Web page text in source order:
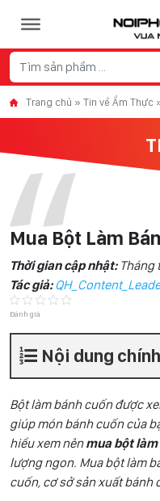
Trang chủ » Tin về Ẩm Thực
Mua Bột Làm
Thời gian cập nhật: Tháng
Tác giả:
Đánh giá
Nội dung chính
Bột làm bánh cuốn được
giúp món bánh cuốn của
hiểu xem nênmua bột
lượng ngon. Mua bột làm
cuốn, cơ sở sản xuất bánh